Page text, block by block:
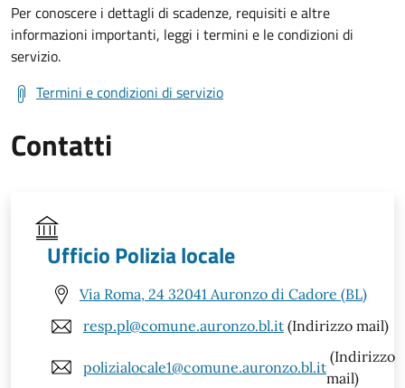
Per conoscere i dettagli di scadenze, requisiti e altre
informazioni importanti, leggi i termini e le condizioni di
servizio.
Termini e condizioni di servizio
Contatti
Ufficio Polizia locale
Via Roma, 24 32041 Auronzo di Cadore (BL)
resp.pl@comune.auronzo.bl.it (Indirizzo mail)
polizialocale1@comune.auronzo.bl.it
(Indirizzo
mail)